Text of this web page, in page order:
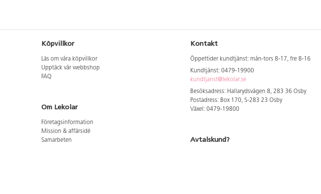
Köpvillkor
Läs om våra köpvillkor
Upptäck vår webbshop
FAQ
Om Lekolar
Företagsinformation
Mission & affärsidé
Samarbeten
Kontakt
Öppettider kundtjänst: mån-tors 8-17, fre 8-16
Kundtjänst: 0479-19900
kundtjanst@lekolar.se
Besöksadress: Hallarydsvägen 8, 283 36 Osby
Postadress: Box 170, S-283 23 Osby
Växel: 0479-19800
Avtalskund?